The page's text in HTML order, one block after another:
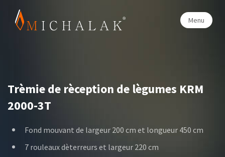
Menu
Trèmie de rèception de lègumes KRM
2000-3T
Fond mouvant de largeur 200 cm et longueur 450 cm
7 rouleaux dèterreurs et largeur 220 cm